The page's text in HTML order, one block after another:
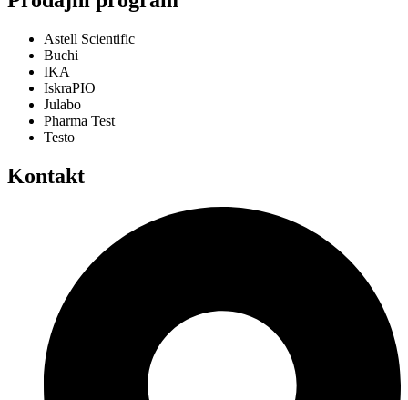
Astell Scientific
Buchi
IKA
IskraPIO
Julabo
Pharma Test
Testo
Kontakt